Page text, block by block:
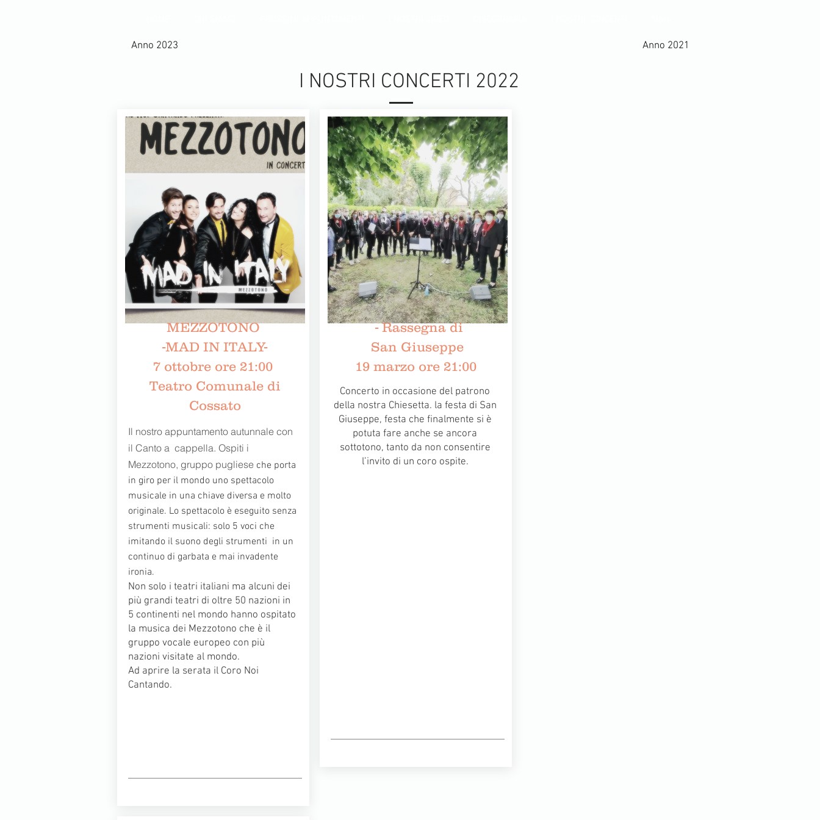
Anno 2023 Anno 2021
I NOSTRI CONCERTI 2022
MEZZOTONO
-MAD IN ITALY-
7 ottobre ore 21:00
Teatro Comunale di
Cossato
Il nostro appuntamento autunnale con
il Canto a cappella. Ospiti i
Mezzotono, gruppo pugliese che porta
in giro per il mondo uno spettacolo
musicale in una chiave diversa e molto
originale. Lo spettacolo è eseguito senza
strumenti musicali: solo 5 voci che
imitando il suono degli strumenti in un
continuo di garbata e mai invadente
ironia.
Non solo i teatri italiani ma alcuni dei
più grandi teatri di oltre 50 nazioni in
5 continenti nel mondo hanno ospitato
la musica dei Mezzotono che è il
gruppo vocale europeo con più
nazioni visitate al mondo.
Ad aprire la serata il Coro Noi
Cantando.
- Rassegna di
San Giuseppe
19 marzo ore 21:00
Concerto in occasione del patrono
della nostra Chiesetta. la festa di San
Giuseppe, festa che finalmente si è
potuta fare anche se ancora
sottotono, tanto da non consentire
l’invito di un coro ospite.